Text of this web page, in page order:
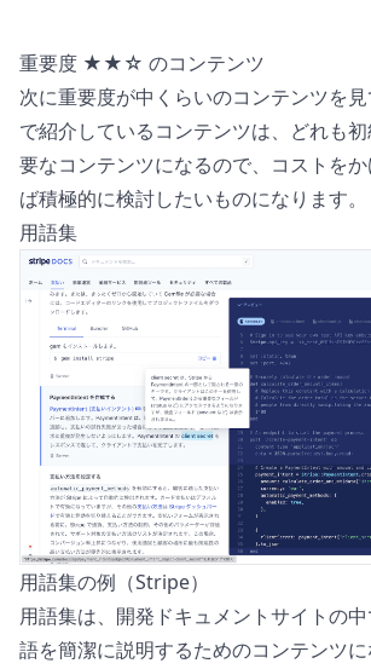
重要度 ★★☆ のコンテンツ
次に重要度が中くらいのコンテンツを
で紹介しているコンテンツは、どれも
要なコンテンツになるので、コストを
ば積極的に検討したいものになります。
用語集
用語集の例（Stripe）
用語集は、開発ドキュメントサイトの
語を簡潔に説明するためのコンテンツ